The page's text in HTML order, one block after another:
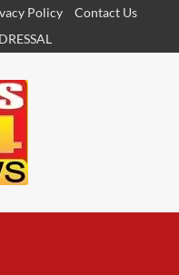
Policy
Contact Us